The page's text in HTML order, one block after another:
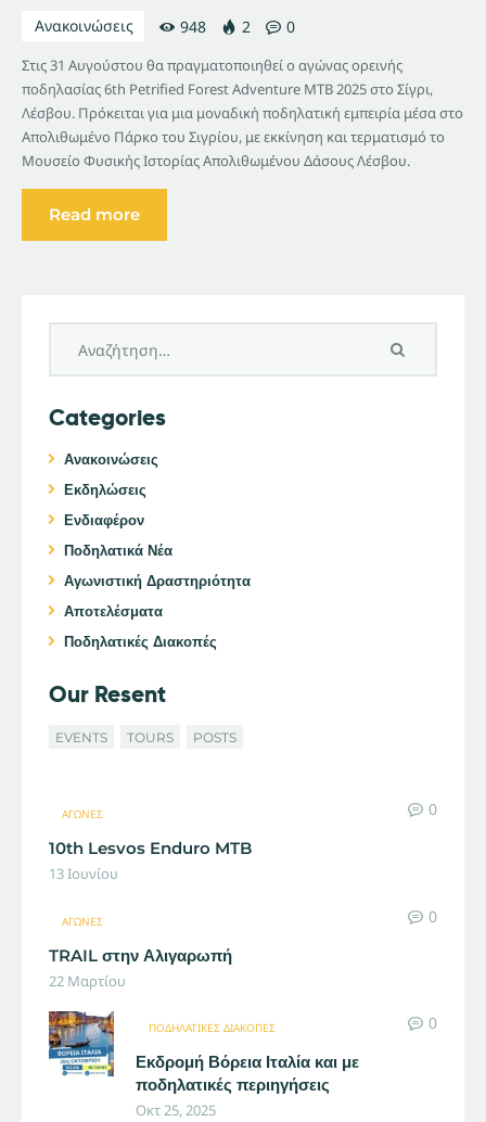
Ανακοινώσεις 948 2 0
Στις 31 Αυγούστου θα πραγματοποιηθεί ο αγώνας ορεινής
ποδηλασίας 6th Petrified Forest Adventure MTB 2025 στο Σίγρι,
Λέσβου. Πρόκειται για μια μοναδική ποδηλατική εμπειρία μέσα στο
Απολιθωμένο Πάρκο του Σιγρίου, με εκκίνηση και τερματισμό το
Μουσείο Φυσικής Ιστορίας Απολιθωμένου Δάσους Λέσβου.
Read more
Categories
Ανακοινώσεις
Εκδηλώσεις
Ενδιαφέρον
Ποδηλατικά Νέα
Αγωνιστική Δραστηριότητα
Αποτελέσματα
Ποδηλατικές Διακοπές
Our Resent
EVENTS TOURS POSTS
ΑΓΏΝΕΣ
0
10th Lesvos Enduro MTB
13 Ιουνίου
ΑΓΏΝΕΣ
0
TRAIL στην Αλιγαρωπή
22 Μαρτίου
ΠΟΔΗΛΑΤΙΚΈΣ ΔΙΑΚΟΠΈΣ
0
Εκδρομή Βόρεια Ιταλία και με
ποδηλατικές περιηγήσεις
Οκτ 25, 2025